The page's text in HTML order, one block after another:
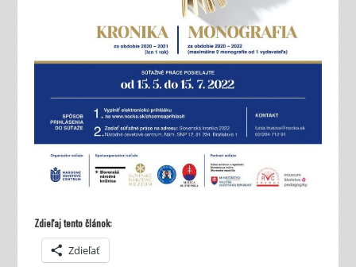
Zdieľaj tento článok:
Zdieľať